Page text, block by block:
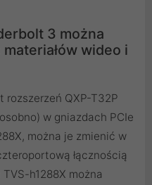
3 można
wideo i
QXP-T32P
w gniazdach PCIe
można je zmienić w
łącznością
h1288X można